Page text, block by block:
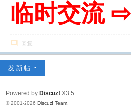
临时交流 ⇨
回复
发新帖
Powered by Discuz! X3.5
© 2001-2026 Discuz! Team